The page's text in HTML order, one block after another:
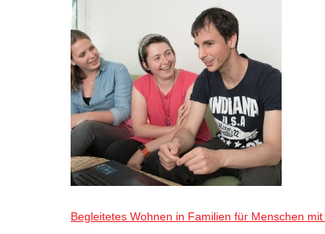
Begleitetes Wohnen in Familien für Menschen